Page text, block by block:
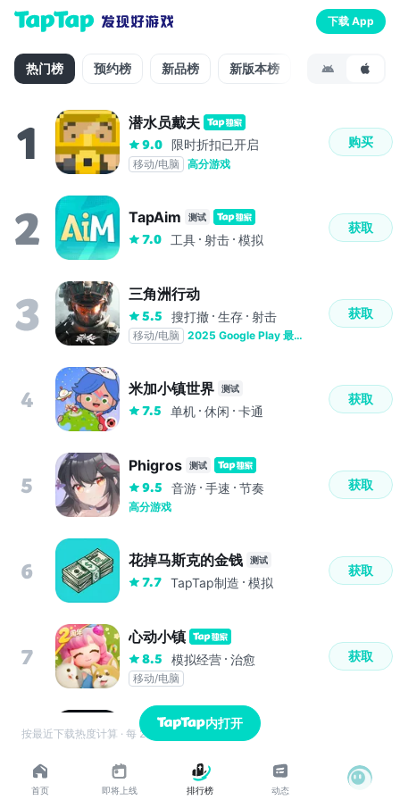
下载 App
热门榜 预约榜 新品榜 新版本榜 动作榜
1 潜水员戴夫
9.0 限时折扣已开启
移动/电脑 高分游戏
购买
2 TapAim 测试
7.0 工具 射击 模拟
获取
3 三角洲行动
5.5 搜打撤 生存 射击
移动/电脑 2025 Google Play 最佳多人对战
获取
4 米加小镇世界 测试
7.5 单机 休闲 卡通
获取
5
Phigros 测试
9.5 音游 手速 节奏
高分游戏
获取
6 花掉马斯克的金钱 测试
7.7 TapTap制造 模拟
获取
7
心动小镇
8.5 模拟经营 治愈
移动/电脑
获取
8 小小梦魇
按最近下载热度计算 · 每 20 分钟更新
首页 即将上线 排行榜 动态
内打开